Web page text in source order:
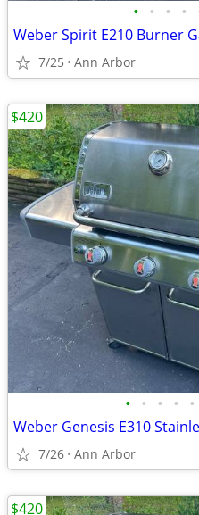
• • • •
Weber Spirit E210 Burner
7/25 Ann Arbor
• • • • •
Weber Genesis E310
7/26 Ann Arbor
$420
$420